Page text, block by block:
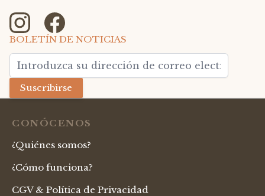
BOLETÍN DE NOTICIAS
Dirección de email
Suscribirse
CONÓCENOS
¿Quiénes somos?
¿Cómo funciona?
CGV & Política de Privacidad